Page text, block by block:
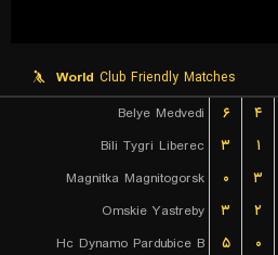
World Club Friendly Matches
Belye Medvedi
۶ ۴
Bili Tygri Liberec
۳ ۱
Magnitka Magnitogorsk
۰ ۳
Omskie Yastreby
۳ ۲
Hc Dynamo Pardubice B
۵ ۰